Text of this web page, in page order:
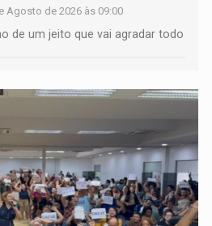
Agosto de 2026 às 09:00
de um jeito que vai agradar todo